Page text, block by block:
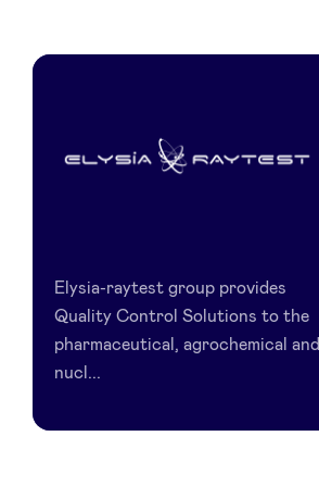
Elysia-raytest group provides
Quality Control Solutions to the
pharmaceutical, agrochemical and
nucl...